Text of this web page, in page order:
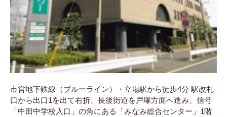
市営地下鉄線（ブルーライン）・立場駅から徒歩4分 駅改札
口から出口1を出て右折、長後街道を戸塚方面へ進み、信号
「中田中学校入口」の角にある「みなみ総合センター」1階